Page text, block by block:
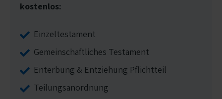
kostenlos:
Einzeltestament
Gemeinschaftliches Testament
Enterbung & Entziehung Pflichtteil
Teilungsanordnung